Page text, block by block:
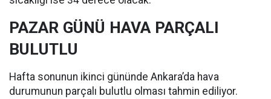
PAZAR GÜNÜ HAVA PARÇALI
BULUTLU
Hafta sonunun ikinci gününde Ankara’da hava
durumunun parçalı bulutlu olması tahmin ediliyor.